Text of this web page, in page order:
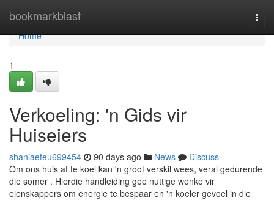
bookmarkblast
Home
Home
1
Verkoeling: 'n Gids vir
Huiseiers
shaniaefeu699454 90 days ago News
Discuss
Om ons huis af te koel kan 'n groot verskil wees, veral gedurende
die somer . Hierdie handleiding gee nuttige wenke vir
eienskappers om energie te bespaar en 'n koeler gevoel in die